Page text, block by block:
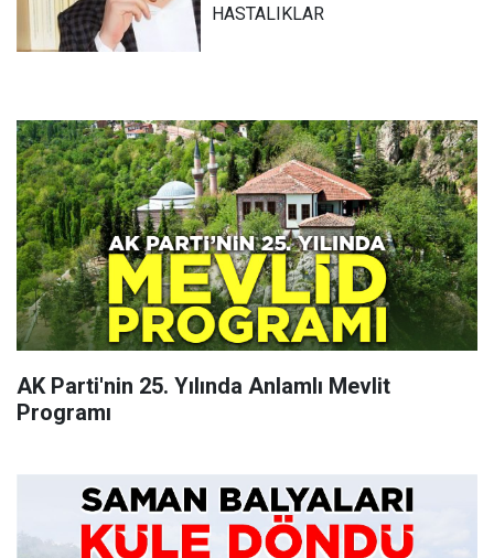
HASTALIKLAR
AK Parti'nin 25. Yılında Anlamlı Mevlit
Programı